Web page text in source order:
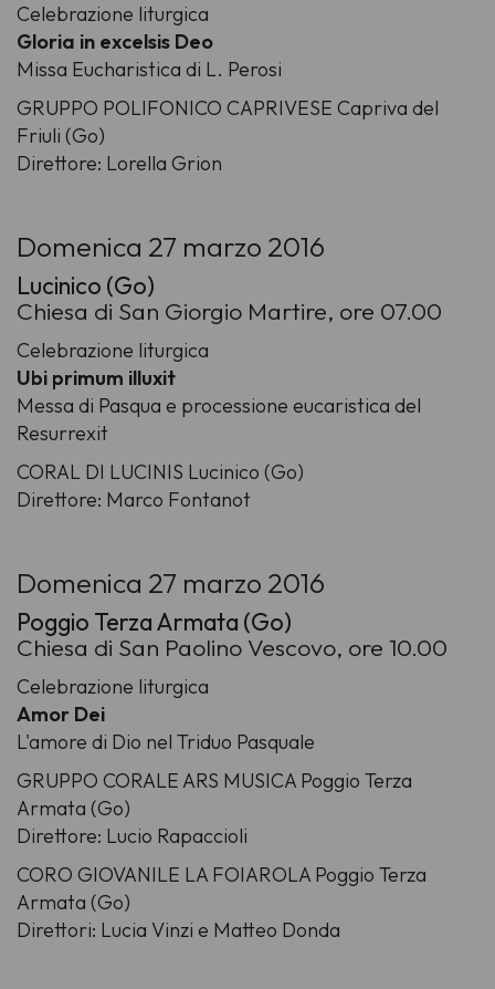
Celebrazione liturgica
Gloria in excelsis Deo
Missa Eucharistica di L. Perosi
GRUPPO POLIFONICO CAPRIVESE Capriva del
Friuli (Go)
Direttore: Lorella Grion
Domenica 27 marzo 2016
Lucinico (Go)
Chiesa di San Giorgio Martire, ore 07.00
Celebrazione liturgica
Ubi primum illuxit
Messa di Pasqua e processione eucaristica del
Resurrexit
CORAL DI LUCINIS Lucinico (Go)
Direttore: Marco Fontanot
Domenica 27 marzo 2016
Poggio Terza Armata (Go)
Chiesa di San Paolino Vescovo, ore 10.00
Celebrazione liturgica
Amor Dei
L'amore di Dio nel Triduo Pasquale
GRUPPO CORALE ARS MUSICA Poggio Terza
Armata (Go)
Direttore: Lucio Rapaccioli
CORO GIOVANILE LA FOIAROLA Poggio Terza
Armata (Go)
Direttori: Lucia Vinzi e Matteo Donda